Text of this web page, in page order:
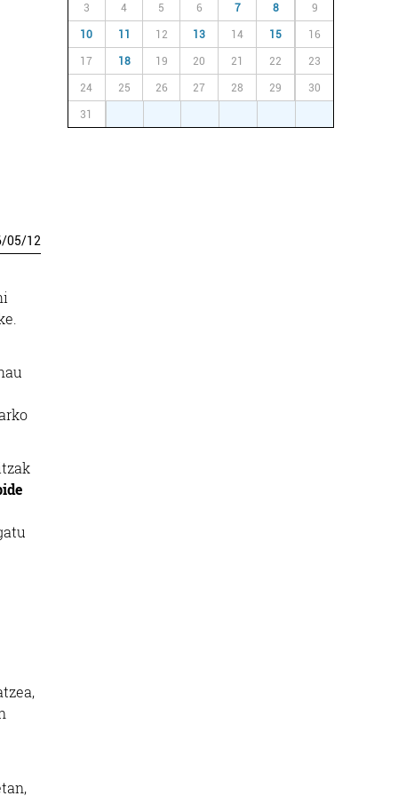
/05/12
3 4 5 6 7 8 9
10 11 12 13 14 15 16
17 18 19 20 21 22 23
24 25 26 27 28 29 30
31